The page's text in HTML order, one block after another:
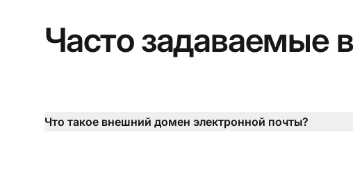
Часто задаваемые
Что такое внешний домен электронной почты?